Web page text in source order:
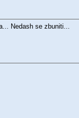
Nedash se zbuniti...